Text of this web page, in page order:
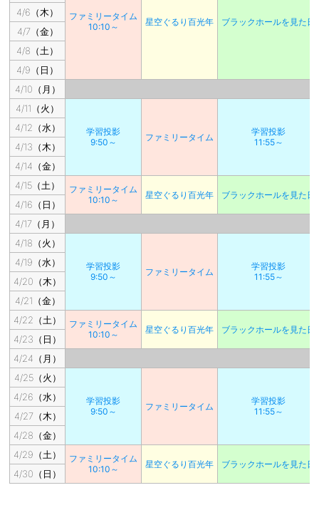
ファミリータイム
10:10～
星空ぐるり百光年 ブラックホールを見た日
4/6（木）
4/7（金）
4/8（土）
4/9（日）
4/10（月）
4/11（火）
学習投影
9:50～
ファミリータイム
学習投影
11:55～
4/12（水）
4/13（木）
4/14（金）
4/15（土）
ファミリータイム
10:10～
星空ぐるり百光年 ブラックホールを見た日
4/16（日）
4/17（月）
4/18（火）
学習投影
9:50～
ファミリータイム
学習投影
11:55～
4/19（水）
4/20（木）
4/21（金）
4/22（土）
ファミリータイム
10:10～
星空ぐるり百光年 ブラックホールを見た日
4/23（日）
4/24（月）
4/25（火）
学習投影
9:50～
ファミリータイム
学習投影
11:55～
4/26（水）
4/27（木）
4/28（金）
4/29（土）
ファミリータイム
10:10～
星空ぐるり百光年 ブラックホールを見た日
4/30（日）